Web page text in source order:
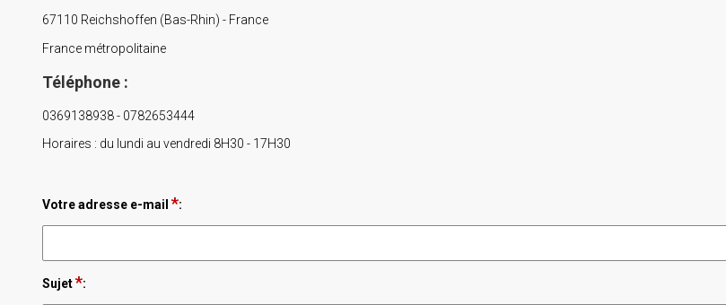
67110 Reichshoffen (Bas-Rhin) - France
France métropolitaine
Téléphone :
0369138938 - 0782653444
Horaires : du lundi au vendredi 8H30 - 17H30
Votre adresse e-mail *:
Sujet*: